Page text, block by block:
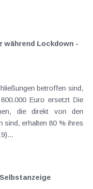
während Lockdown -
betroffen sind,
Euro ersetzt Die
sind, erhalten 80 % ihres